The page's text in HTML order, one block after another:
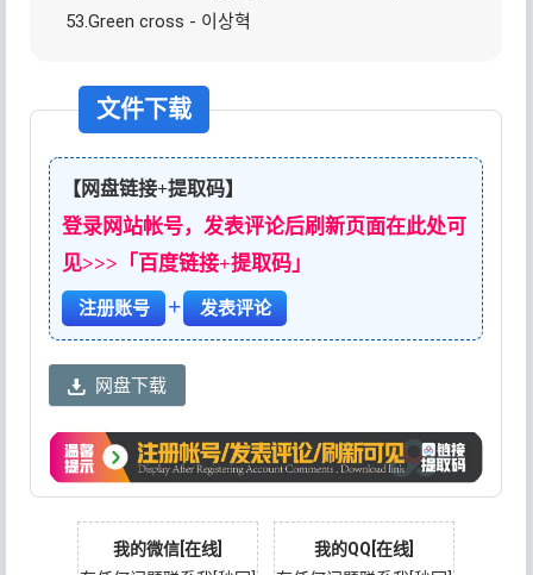
53.Green cross - 이상혁
文件下载
【网盘链接+提取码】
登录网站帐号，发表评论后刷新页面在此处可
见>>>「百度链接+提取码」
注册账号 + 发表评论
网盘下载
我的微信[在线]
我的QQ[在线]